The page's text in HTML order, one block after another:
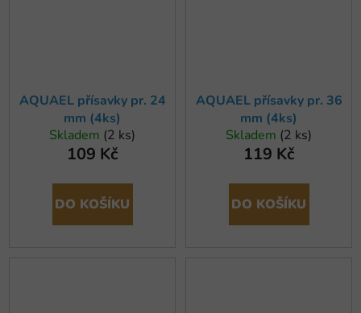
AQUAEL přísavky pr. 24
mm (4ks)
Skladem (2 ks)
109 Kč
DO KOŠÍKU
AQUAEL přísavky pr. 36
mm (4ks)
Skladem (2 ks)
119 Kč
DO KOŠÍKU